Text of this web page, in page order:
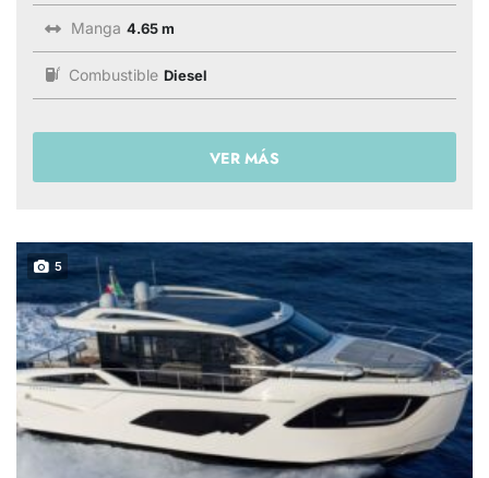
Manga 4.65 m
Combustible Diesel
VER MÁS
5